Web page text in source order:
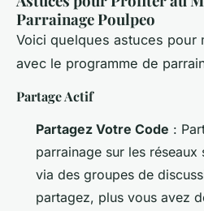
Parrainage Poulpeo
Voici quelques astuces pour
avec le programme de
Partage Actif
Partagez Votre Code :
parrainage sur les
via des groupes de
partagez, plus vous avez